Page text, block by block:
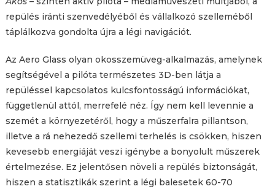
repülés iránti szenvedélyéből és vállalkozó szelleméből
táplálkozva gondolta újra a légi navigációt.
Az Aero Glass olyan okosszemüveg-alkalmazás, amelynek
segítségével a pilóta természetes 3D-ben látja a
repüléssel kapcsolatos kulcsfontosságú információkat,
függetlenül attól, merrefelé néz. Így nem kell levennie a
szemét a környezetéről, hogy a műszerfalra pillantson,
illetve a rá nehezedő szellemi terhelés is csökken, hiszen
kevesebb energiáját veszi igénybe a bonyolult műszerek
értelmezése. Ez jelentősen növeli a repülés biztonságát,
hiszen a statisztikák szerint a légi balesetek 60-70